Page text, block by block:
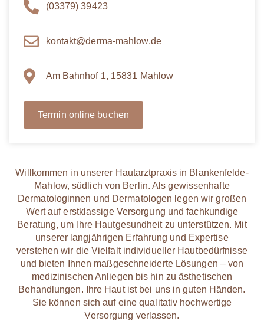
(03379) 39423
kontakt@derma-mahlow.de
Am Bahnhof 1, 15831 Mahlow
Termin online buchen
Willkommen in unserer Hautarztpraxis in Blankenfelde-
Mahlow, südlich von Berlin. Als gewissenhafte
Dermatologinnen und Dermatologen legen wir großen
Wert auf erstklassige Versorgung und fachkundige
Beratung, um Ihre Hautgesundheit zu unterstützen. Mit
unserer langjährigen Erfahrung und Expertise
verstehen wir die Vielfalt individueller Hautbedürfnisse
und bieten Ihnen maßgeschneiderte Lösungen – von
medizinischen Anliegen bis hin zu ästhetischen
Behandlungen. Ihre Haut ist bei uns in guten Händen.
Sie können sich auf eine qualitativ hochwertige
Versorgung verlassen.